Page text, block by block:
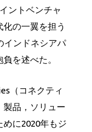
ントベンチャ
の一翼を担う
インドネシアパ
を述べた。
（コネクティ
製品，ソリュー
に2020年もジ